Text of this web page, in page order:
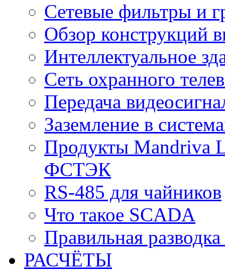
Сетевые фильтры и
Обзор конструкций
Интеллектуальное
Cеть охранного
Передача
Заземление в
Продукты Mandriva
ФСТЭК
RS-485 для чайников
Что такое SCADA
Правильная
РАСЧЁТЫ